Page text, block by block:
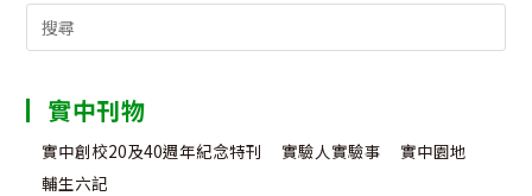
Search
for:
實中刊物
實中創校20及40週年紀念特刊 實驗人實驗事
實中園地
輔生六記